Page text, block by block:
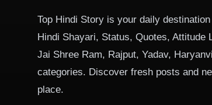
Top Hindi Story is your daily
Hindi Shayari, Status, Quotes, Attitude
Jai Shree Ram, Rajput, Yadav,
categories. Discover fresh posts and
place.